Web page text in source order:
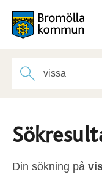
Din sökning på